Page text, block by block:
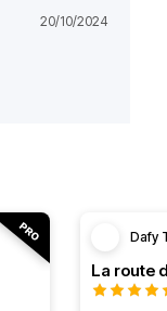
20/10/2024
Dafy
La route